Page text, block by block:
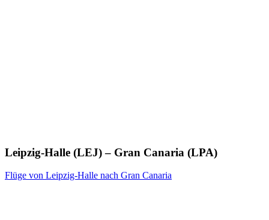
Leipzig-Halle (LEJ) – Gran Canaria (LPA)
Flüge von Leipzig-Halle nach Gran Canaria